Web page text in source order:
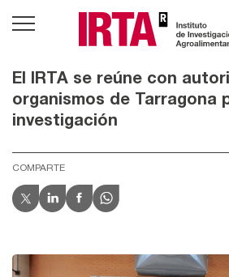
El IRTA se reúne con
organismos de Tarragona
investigación
COMPARTE